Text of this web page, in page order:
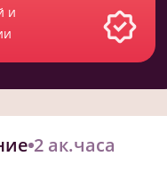
и
2 ак.часа